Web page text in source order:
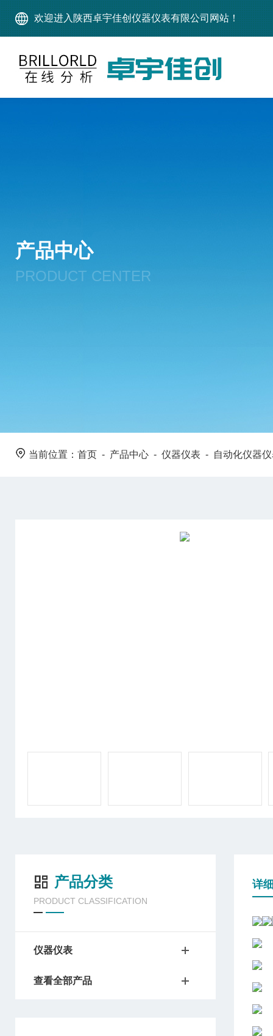
欢迎进入陕西卓宇佳创仪器仪表有限公司网站！
产品中心
PRODUCT CENTER
当前位置： 首页 - 产品中心 - 仪器仪表 - 自动化仪器
产品分类
PRODUCT CLASSIFICATION
仪器仪表
查看全部产品
详